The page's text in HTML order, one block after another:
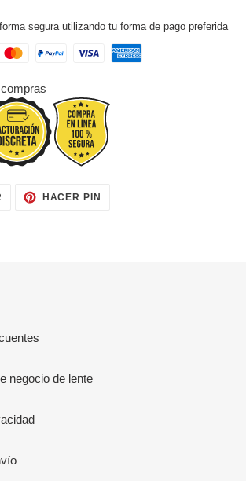
segura utilizando tu forma de pago preferida
COMPARTIR
EN
HACER PIN
negocio de lente